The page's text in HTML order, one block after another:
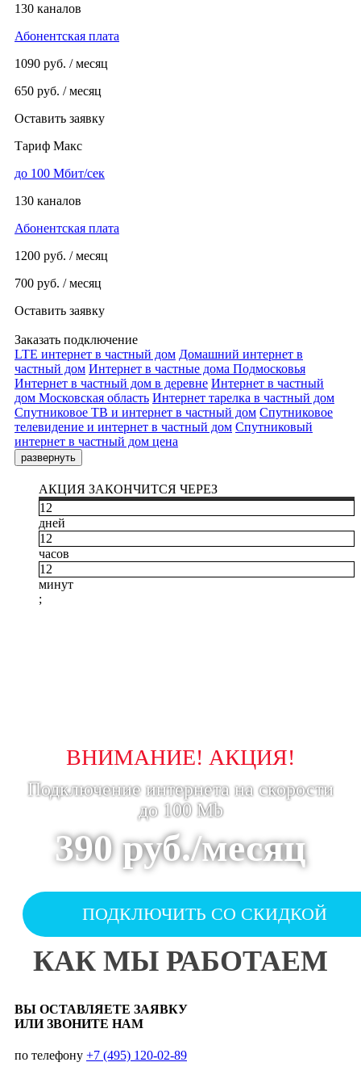
130 каналов
Абонентская плата
1090 руб. / месяц
650 руб. / месяц
Оставить заявку
Тариф Макс
до 100 Мбит/сек
130 каналов
Абонентская плата
1200 руб. / месяц
700 руб. / месяц
Оставить заявку
Заказать подключение
LTE интернет в частный дом Домашний интернет в
частный дом Интернет в частные дома Подмосковья
Интернет в частный дом в деревне Интернет в частный
дом Московская область Интернет тарелка в частный дом
Спутниковое ТВ и интернет в частный дом Спутниковое
телевидение и интернет в частный дом Спутниковый
интернет в частный дом цена
развернуть
АКЦИЯ ЗАКОНЧИТСЯ ЧЕРЕЗ
12
дней
12
часов
12
минут
;
ВНИМАНИЕ! АКЦИЯ!
Подключение интернета на скорости
до 100 Mb
390 руб./месяц
ПОДКЛЮЧИТЬ СО СКИДКОЙ
КАК МЫ РАБОТАЕМ
ВЫ ОСТАВЛЯЕТЕ ЗАЯВКУ
ИЛИ ЗВОНИТЕ НАМ
по телефону +7 (495) 120-02-89